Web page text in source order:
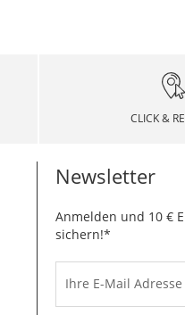
CLICK &
Newsletter
Anmelden und 10 €
sichern!*
Ihre E-Mail Adresse